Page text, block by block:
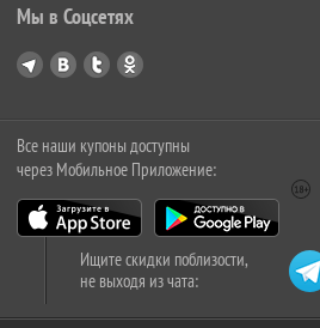
Мы в Соцсетях
Все наши купоны доступны
через Мобильное Приложение:
Ищите скидки поблизости,
не выходя из чата: